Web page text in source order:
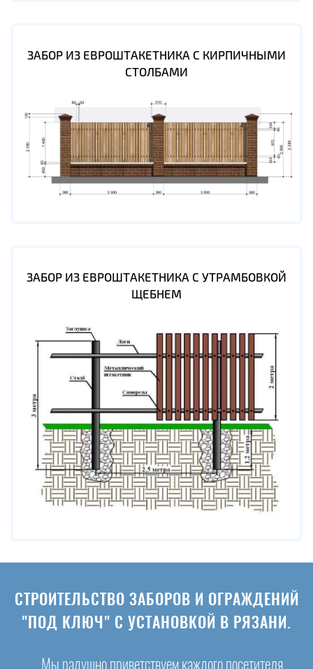
ЗАБОР ИЗ ЕВРОШТАКЕТНИКА С КИРПИЧНЫМИ
СТОЛБАМИ
ЗАБОР ИЗ ЕВРОШТАКЕТНИКА С УТРАМБОВКОЙ
ЩЕБНЕМ
СТРОИТЕЛЬСТВО ЗАБОРОВ И ОГРАЖДЕНИЙ
"ПОД КЛЮЧ" С УСТАНОВКОЙ В РЯЗАНИ.
Мы радушно приветствуем каждого посетителя